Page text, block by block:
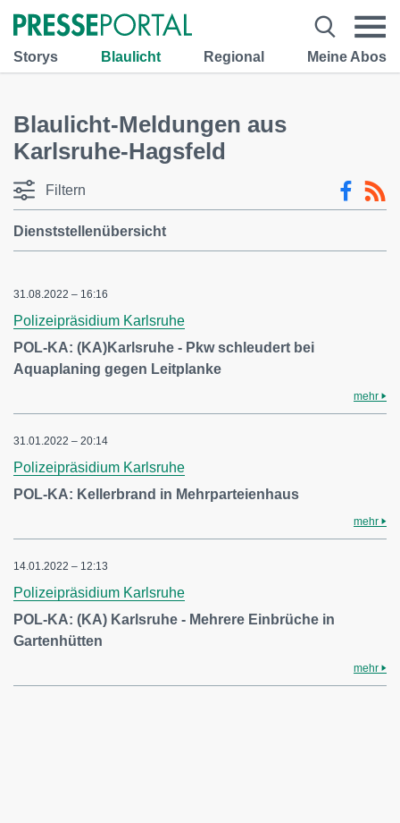
Storys Blaulicht Regional Meine Abos
Blaulicht-Meldungen aus
Karlsruhe-Hagsfeld
Filtern
Dienststellenübersicht
31.08.2022 – 16:16
Polizeipräsidium Karlsruhe
POL-KA: (KA)Karlsruhe - Pkw schleudert bei
Aquaplaning gegen Leitplanke
mehr
31.01.2022 – 20:14
Polizeipräsidium Karlsruhe
POL-KA: Kellerbrand in Mehrparteienhaus
mehr
14.01.2022 – 12:13
Polizeipräsidium Karlsruhe
POL-KA: (KA) Karlsruhe - Mehrere Einbrüche in
Gartenhütten
mehr